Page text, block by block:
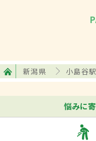
新潟県 小島谷駅
悩みに